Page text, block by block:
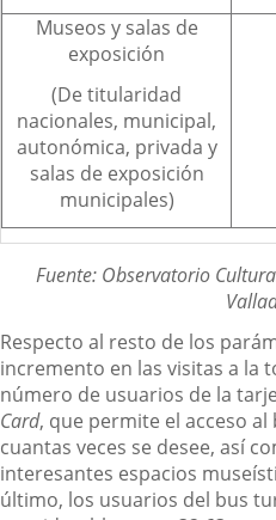
Museos y salas de
exposición
(De titularidad
nacionales, municipal,
autonómica, privada y
salas de exposición
municipales)
Fuente: Observatorio
Respecto al resto de los
incremento en las visitas a la
número de usuarios de la
Card, que permite el acceso
cuantas veces se desee, así
interesantes espacios
último, los usuarios del bus